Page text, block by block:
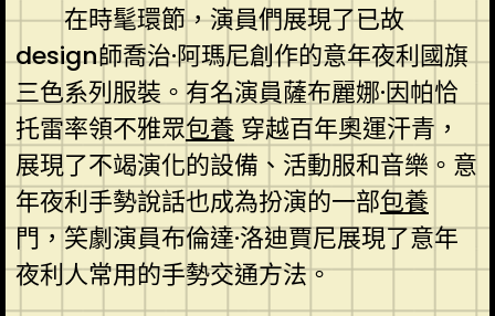
在時髦環節，演員們展現了已故
design師喬治·阿瑪尼創作的意年夜利國旗
三色系列服裝。有名演員薩布麗娜·因帕恰
托雷率領不雅眾包養 穿越百年奧運汗青，
展現了不竭演化的設備、活動服和音樂。意
年夜利手勢說話也成為扮演的一部包養
門，笑劇演員布倫達·洛迪賈尼展現了意年
夜利人常用的手勢交通方法。